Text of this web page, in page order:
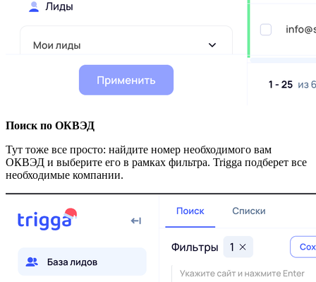
Поиск по ОКВЭД
Тут тоже все просто: найдите номер необходимого вам
ОКВЭД и выберите его в рамках фильтра. Trigga подберет все
необходимые компании.